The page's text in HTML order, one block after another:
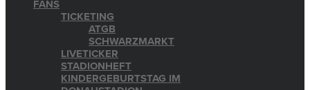
FANS
TICKETING
ATGB
SCHWARZMARKT
LIVETICKER
STADIONHEFT
KINDERGEBURTSTAG IM